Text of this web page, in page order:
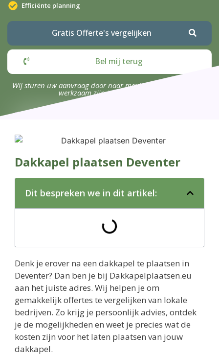
Efficiënte planning
Gratis Offerte's vergelijken
Bel mij terug
Wij sturen uw aanvraag door naar maximaal 4 bedrijven die
werkzaam zijn in uw omgeving.
Dakkapel plaatsen Deventer
Dit bespreken we in dit artikel:
Denk je erover na een dakkapel te plaatsen in
Deventer? Dan ben je bij Dakkapelplaatsen.eu
aan het juiste adres. Wij helpen je om
gemakkelijk offertes te vergelijken van lokale
bedrijven. Zo krijg je persoonlijk advies, ontdek
je de mogelijkheden en weet je precies wat de
kosten zijn voor het laten plaatsen van jouw
dakkapel.